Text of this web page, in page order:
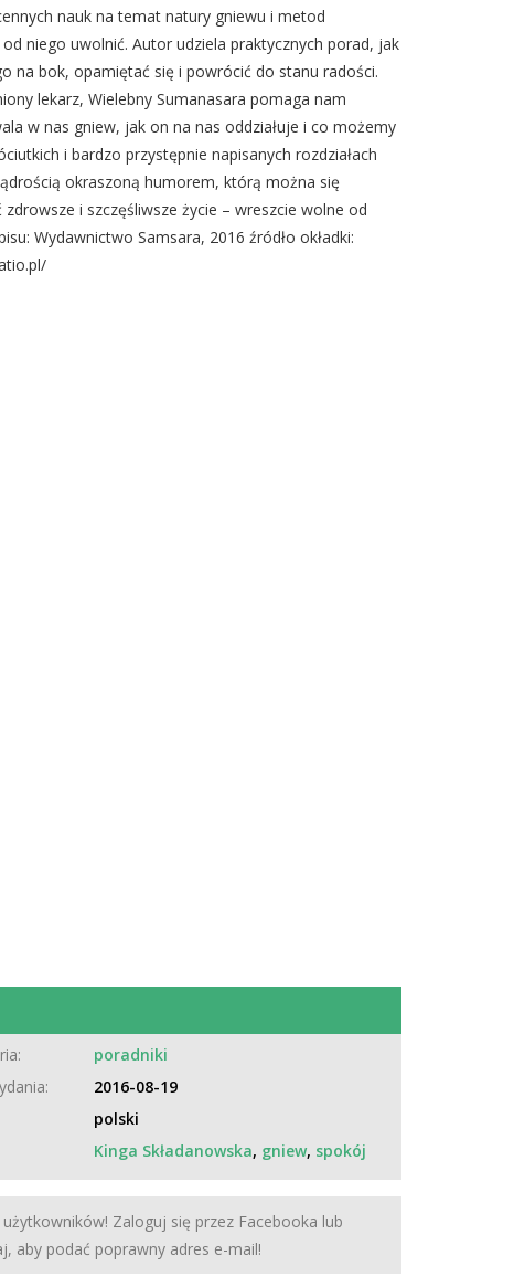
nauk na temat natury gniewu i metod
niego uwolnić. Autor udziela praktycznych porad, jak
na bok, opamiętać się i powrócić do stanu radości.
lekarz, Wielebny Sumanasara pomaga nam
w nas gniew, jak on na nas oddziałuje i co możemy
i bardzo przystępnie napisanych rozdziałach
okraszoną humorem, którą można się
zdrowsze i szczęśliwsze życie – wreszcie wolne od
Wydawnictwo Samsara, 2016 źródło okładki:
poradniki
2016-08-19
polski
Kinga Składanowska, gniew, spokój
Zaloguj się przez Facebooka lub
aby podać poprawny adres e-mail!